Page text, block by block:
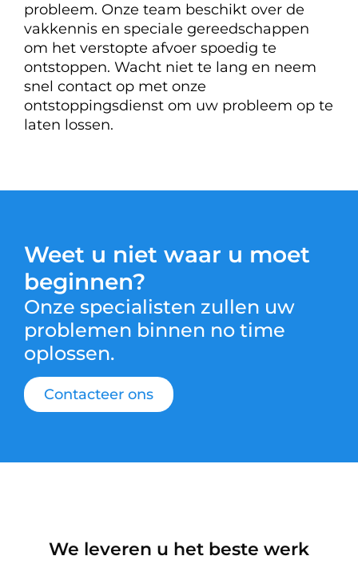
probleem. Onze team beschikt over de
vakkennis en speciale gereedschappen
om het verstopte afvoer spoedig te
ontstoppen. Wacht niet te lang en neem
snel contact op met onze
ontstoppingsdienst om uw probleem op te
laten lossen.
Weet u niet waar u moet
beginnen?
Onze specialisten zullen uw
problemen binnen no time
oplossen.
Contacteer ons
We leveren u het beste werk